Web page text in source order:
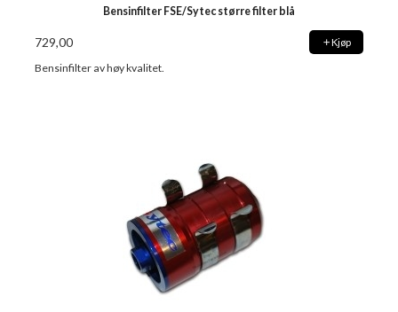
Bensinfilter FSE/Sytec større filter blå
729,00 Kjøp
Bensinfilter av høy kvalitet.